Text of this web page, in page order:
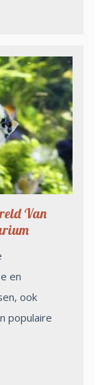
Van
en
ook
populaire